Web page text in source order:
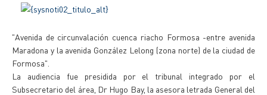
"Avenida de circunvalación cuenca riacho Formosa -entre avenida
Maradona y la avenida González Lelong (zona norte) de la ciudad de
Formosa".
La audiencia fue presidida por el tribunal integrado por el
Subsecretario del área, Dr Hugo Bay, la asesora letrada General del